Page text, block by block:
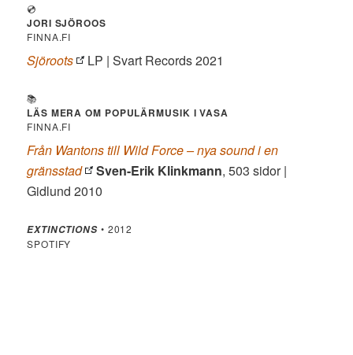
💿
JORI SJÖROOS
FINNA.FI
Sjöroots LP | Svart Records 2021
📚
LÄS MERA OM POPULÄRMUSIK I VASA
FINNA.FI
Från Wantons till Wild Force – nya sound i en
gränsstad
Sven-Erik Klinkmann, 503 sidor |
Gidlund 2010
EXTINCTIONS• 2012
SPOTIFY